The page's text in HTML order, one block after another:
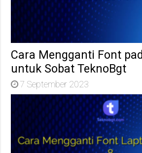
Cara Mengganti Font
untuk Sobat TeknoBgt
7 September 2023